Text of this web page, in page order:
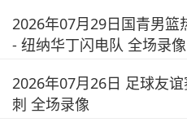
2026年07月29日国青男篮
- 纽纳华丁闪电队 全场录像
2026年07月26日 足球友
刺 全场录像